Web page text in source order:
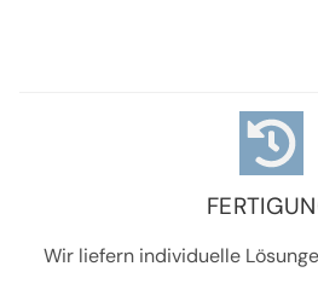
Wir liefern individuelle